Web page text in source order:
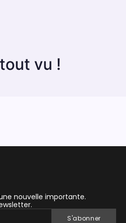
vu !
nouvelle importante.
S'abonner